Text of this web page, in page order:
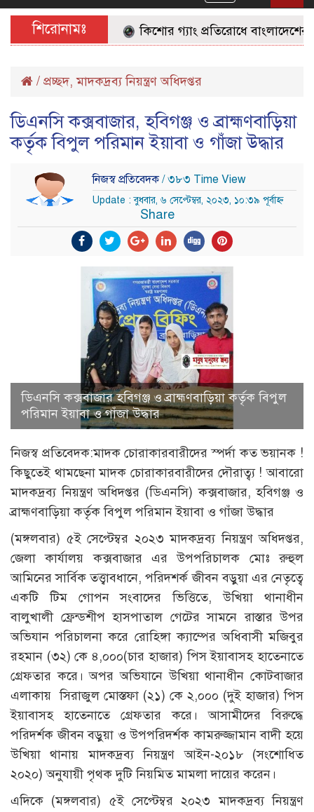
navigation
শিরোনামঃ কিশোর গ্যাং প্রতিরোধে বাংলাদেশের
/ প্রচ্ছদ,মাদকদ্রব্য নিয়ন্ত্রণ অধিদপ্তর
ডিএনসি কক্সবাজার, হবিগঞ্জ ও ব্রাহ্মণবাড়িয়া
কর্তৃক বিপুল পরিমান ইয়াবা ও গাঁজা উদ্ধার
নিজস্ব প্রতিবেদক/ ৩৮৩ Time View
Update : বুধবার, ৬ সেপ্টেম্বর, ২০২৩, ১০:৩৯ পূর্বাহ্ন
Share
ডিএনসি কক্সবাজার হবিগঞ্জ ও ব্রাহ্মণবাড়িয়া কর্তৃক বিপুল
পরিমান ইয়াবা ও গাঁজা উদ্ধার
নিজস্ব প্রতিবেদক:মাদক চোরাকারবারীদের স্পর্দা কত ভয়ানক !
কিছুতেই থামছেনা মাদক চোরাকারবারীদের দৌরাত্ব্য ! আবারো
মাদকদ্রব্য নিয়ন্ত্রণ অধিদপ্তর (ডিএনসি) কক্সবাজার, হবিগঞ্জ ও
ব্রাহ্মণবাড়িয়া কর্তৃক বিপুল পরিমান ইয়াবা ও গাঁজা উদ্ধার
(মঙ্গলবার) ৫ই সেপ্টেম্বর ২০২৩ মাদকদ্রব্য নিয়ন্ত্রণ অধিদপ্তর,
জেলা কার্যালয় কক্সবাজার এর উপপরিচালক মোঃ রুহুল
আমিনের সার্বিক তত্ত্বাবধানে, পরিদশর্ক জীবন বড়ুয়া এর নেতৃত্বে
একটি টিম গোপন সংবাদের ভিত্তিতে, উখিয়া থানাধীন
বালুখালী ফ্রেন্ডশীপ হাসপাতাল গেটের সামনে রাস্তার উপর
অভিযান পরিচালনা করে রোহিঙ্গা ক্যাম্পের অধিবাসী মজিবুর
রহমান (৩২) কে ৪,০০০(চার হাজার) পিস ইয়াবাসহ হাতেনাতে
গ্রেফতার করে। অপর অভিযানে উখিয়া থানাধীন কোটবাজার
এলাকায় সিরাজুল মোস্তফা (২১) কে ২,০০০ (দুই হাজার) পিস
ইয়াবাসহ হাতেনাতে গ্রেফতার করে। আসামীদের বিরুদ্ধে
পরিদর্শক জীবন বড়ুয়া ও উপপরিদর্শক কামরুজ্জামান বাদী হয়ে
উখিয়া থানায় মাদকদ্রব্য নিয়ন্ত্রণ আইন-২০১৮ (সংশোধিত
২০২০) অনুযায়ী পৃথক দুটি নিয়মিত মামলা দায়ের করেন।
এদিকে (মঙ্গলবার) ৫ই সেপ্টেম্বর ২০২৩ মাদকদ্রব্য নিয়ন্ত্রণ